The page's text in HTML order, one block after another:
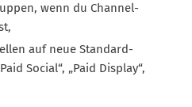
wenn du Channel-
auf neue Standard-
Social“, „Paid Display“,